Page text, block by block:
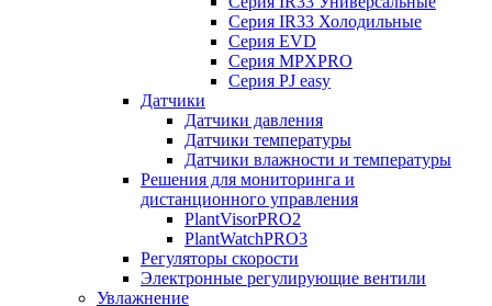
Серия IR33 Холодильные
Серия EVD
Серия MPXPRO
Серия PJ easy
Датчики
Датчики давления
Датчики температуры
Датчики влажности и температуры
Решения для мониторинга и
дистанционного управления
PlantVisorPRO2
PlantWatchPRO3
Регуляторы скорости
Электронные регулирующие вентили
Увлажнение